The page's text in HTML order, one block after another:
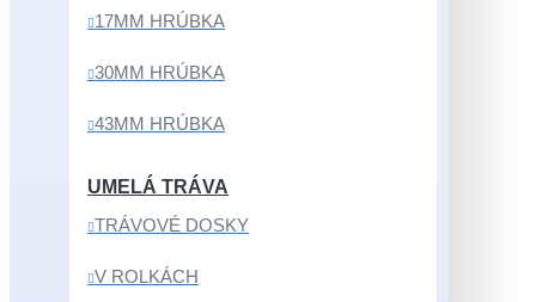
17MM HRÚBKA
30MM HRÚBKA
43MM HRÚBKA
UMELÁ TRÁVA
TRÁVOVÉ DOSKY
V ROLKÁCH